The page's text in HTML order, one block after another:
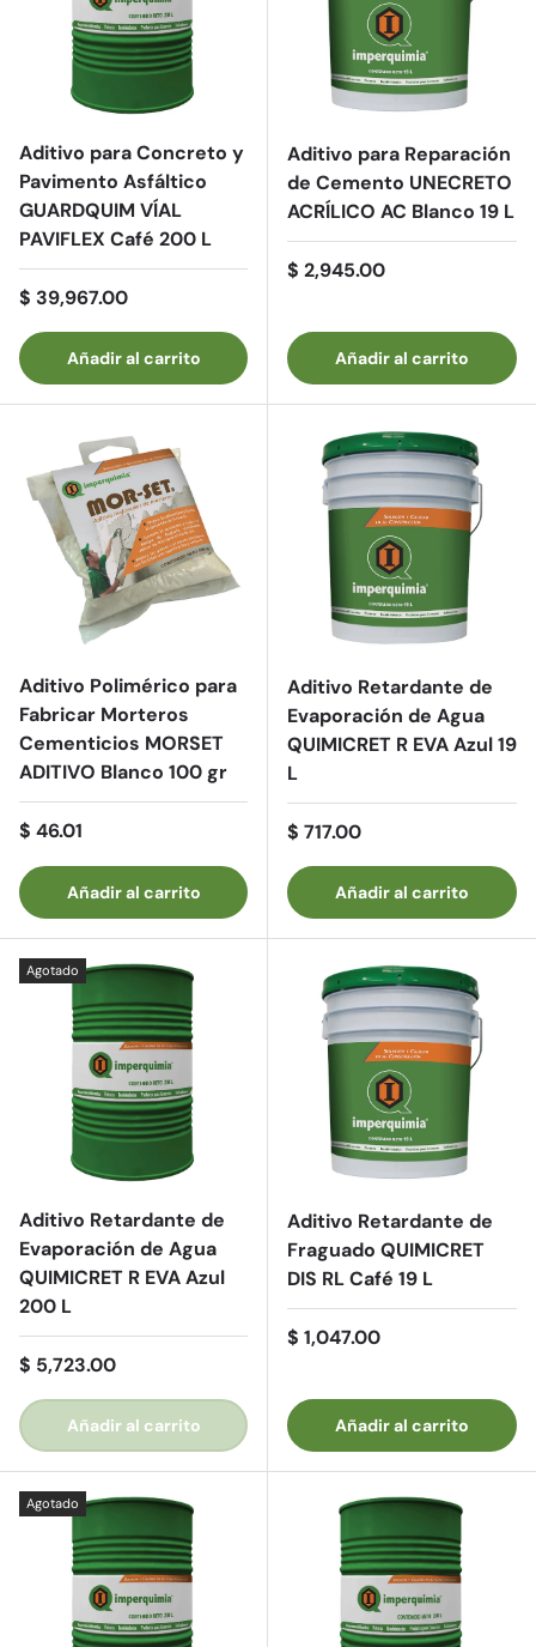
Aditivo para Concreto y
Pavimento Asfáltico
GUARDQUIM VÍAL
PAVIFLEX Café 200 L
Precio normal
$ 39,967.00
Añadir al carrito
Aditivo para Reparación
de Cemento UNECRETO
ACRÍLICO AC Blanco 19 L
Precio normal
$ 2,945.00
Añadir al carrito
Aditivo Polimérico para
Fabricar Morteros
Cementicios MORSET
ADITIVO Blanco 100 gr
Precio normal
$ 46.01
Añadir al carrito
Aditivo Retardante de
Evaporación de Agua
QUIMICRET R EVA Azul 19
L
Precio normal
$ 717.00
Añadir al carrito
Agotado
Aditivo Retardante de
Evaporación de Agua
QUIMICRET R EVA Azul
200 L
Precio normal
$ 5,723.00
Añadir al carrito
Aditivo Retardante de
Fraguado QUIMICRET
DIS RL Café 19 L
Precio normal
$ 1,047.00
Añadir al carrito
Agotado